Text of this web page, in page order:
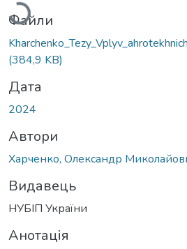
Файли
(384,9 KB)
Дата
2024
Автори
Харченко, Олександр
Видавець
НУБІП України
Анотація